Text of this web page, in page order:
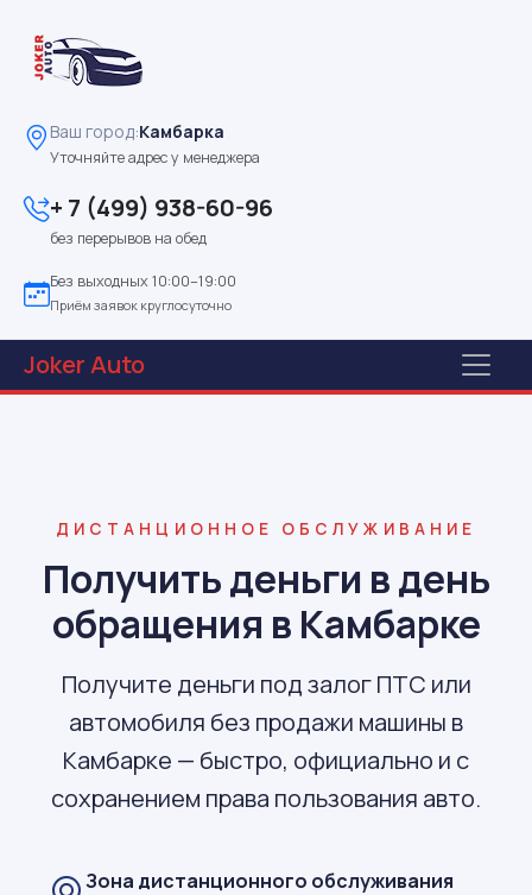
Ваш город:Камбарка
Уточняйте адрес у менеджера
+ 7 (499) 938-60-96
без перерывов на обед
Без выходных 10:00–19:00
Приём заявок круглосуточно
JokerAuto
ДИСТАНЦИОННОЕ ОБСЛУЖИВАНИЕ
Получить деньги в день
обращения в Камбарке
Получите деньги под залог ПТС или
автомобиля без продажи машины в
Камбарке — быстро, официально и с
сохранением права пользования авто.
Зона дистанционного обслуживания